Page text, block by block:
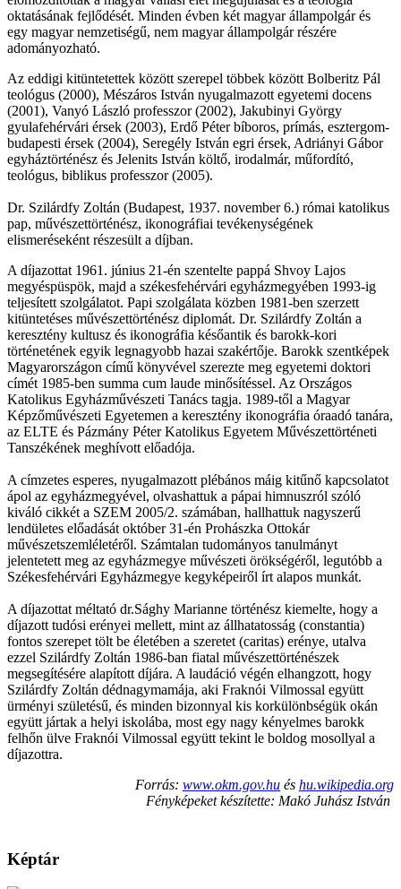
oktatásának fejlődését. Minden évben két magyar állampolgár és
egy magyar nemzetiségű, nem magyar állampolgár részére
adományozható.
Az eddigi kitüntetettek között szerepel többek között Bolberitz Pál
teológus (2000), Mészáros István nyugalmazott egyetemi docens
(2001), Vanyó László professzor (2002), Jakubinyi György
gyulafehérvári érsek (2003), Erdő Péter bíboros, prímás, esztergom-
budapesti érsek (2004), Seregély István egri érsek, Adriányi Gábor
egyháztörténész és Jelenits István költő, irodalmár, műfordító,
teológus, biblikus professzor (2005).
Dr. Szilárdfy Zoltán (Budapest, 1937. november 6.) római katolikus
pap, művészettörténész, ikonográfiai tevékenységének
elismeréseként részesült a díjban.
A díjazottat 1961. június 21-én szentelte pappá Shvoy Lajos
megyéspüspök, majd a székesfehérvári egyházmegyében 1993-ig
teljesített szolgálatot. Papi szolgálata közben 1981-ben szerzett
kitüntetéses művészettörténész diplomát. Dr. Szilárdfy Zoltán a
keresztény kultusz és ikonográfia későantik és barokk-kori
történetének egyik legnagyobb hazai szakértője. Barokk szentképek
Magyarországon című könyvével szerezte meg egyetemi doktori
címét 1985-ben summa cum laude minősítéssel. Az Országos
Katolikus Egyházművészeti Tanács tagja. 1989-től a Magyar
Képzőművészeti Egyetemen a keresztény ikonográfia óraadó tanára,
az ELTE és Pázmány Péter Katolikus Egyetem Művészettörténeti
Tanszékének meghívott előadója.
A címzetes esperes, nyugalmazott plébános máig kitűnő kapcsolatot
ápol az egyházmegyével, olvashattuk a pápai himnuszról szóló
kiváló cikkét a SZEM 2005/2. számában, hallhattuk nagyszerű
lendületes előadását október 31-én Prohászka Ottokár
művészetszemléletéről. Számtalan tudományos tanulmányt
jelentetett meg az egyházmegye művészeti örökségéről, legutóbb a
Székesfehérvári Egyházmegye kegyképeiről írt alapos munkát.
A díjazottat méltató dr.Sághy Marianne történész kiemelte, hogy a
díjazott tudósi erényei mellett, mint az állhatatosság (constantia)
fontos szerepet tölt be életében a szeretet (caritas) erénye, utalva
ezzel Szilárdfy Zoltán 1986-ban fiatal művészettörténészek
megsegítésére alapított díjára. A laudáció végén elhangzott, hogy
Szilárdfy Zoltán dédnagymamája, aki Fraknói Vilmossal együtt
ürményi születésű, és minden bizonnyal kis korkülönbségük okán
együtt jártak a helyi iskolába, most egy nagy kényelmes barokk
felhőn ülve Fraknói Vilmossal együtt tekint le boldog mosollyal a
díjazottra.
Forrás: www.okm.gov.hu és hu.wikipedia.org
Fényképeket készítette: Makó Juhász István
Képtár